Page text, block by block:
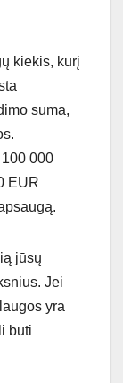
kiekis, kurį
suma,
000
EUR
jūsų
Jei
yra
būti